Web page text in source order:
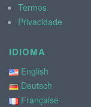
Termos
Privacidade
IDIOMA
English
Deutsch
Française